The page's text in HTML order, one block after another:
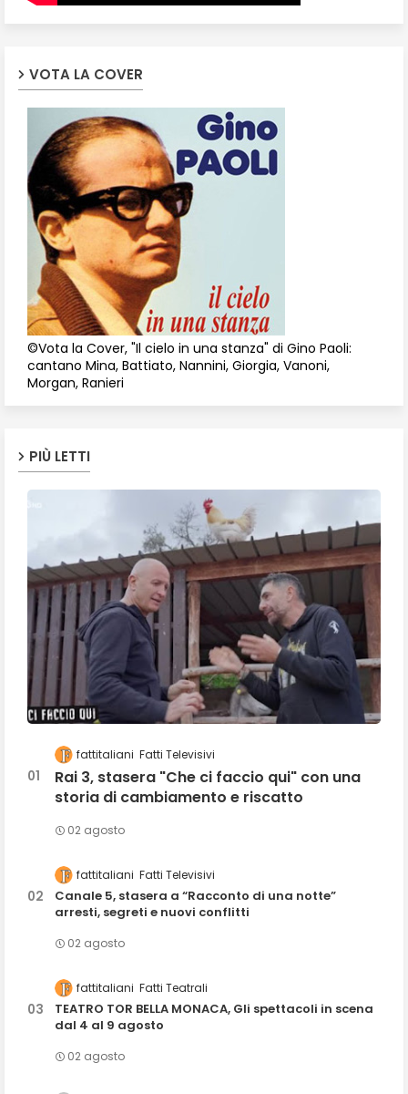
VOTA LA COVER
©Vota la Cover, "Il cielo in una stanza" di Gino Paoli:
cantano Mina, Battiato, Nannini, Giorgia, Vanoni,
Morgan, Ranieri
PIÙ LETTI
fattitaliani Fatti Televisivi
Rai 3, stasera "Che ci faccio qui" con una
storia di cambiamento e riscatto
02 agosto
fattitaliani Fatti Televisivi
Canale 5, stasera a “Racconto di una notte”
arresti, segreti e nuovi conflitti
02 agosto
fattitaliani Fatti Teatrali
TEATRO TOR BELLA MONACA, Gli spettacoli in scena
dal 4 al 9 agosto
02 agosto